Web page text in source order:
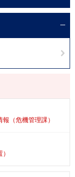
（危機管理課）